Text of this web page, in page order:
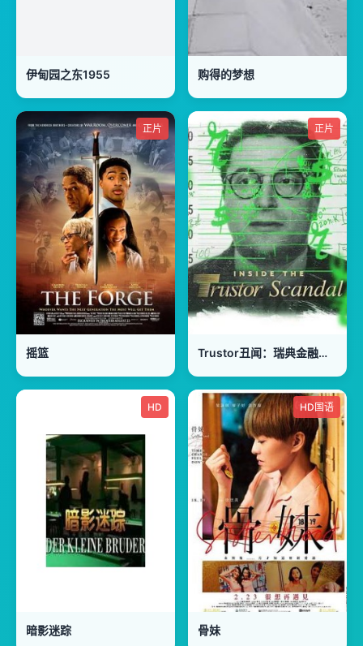
伊甸园之东1955 购得的梦想
正片
摇篮
正片
Trustor丑闻：瑞典金融案内幕
HD
暗影迷踪
HD国语
骨妹